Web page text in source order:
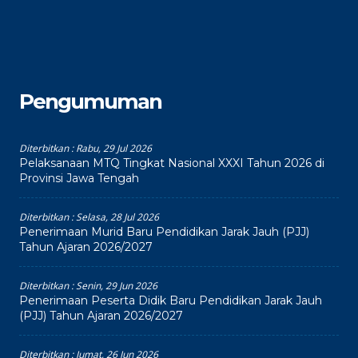
Pengumuman
Diterbitkan :Rabu, 29 Jul 2026
Pelaksanaan MTQ Tingkat Nasional XXXI Tahun 2026 di
Provinsi Jawa Tengah
Diterbitkan :Selasa, 28 Jul 2026
Penerimaan Murid Baru Pendidikan Jarak Jauh (PJJ)
Tahun Ajaran 2026/2027
Diterbitkan :Senin, 29 Jun 2026
Penerimaan Peserta Didik Baru Pendidikan Jarak Jauh
(PJJ) Tahun Ajaran 2026/2027
Diterbitkan :Jumat, 26 Jun 2026